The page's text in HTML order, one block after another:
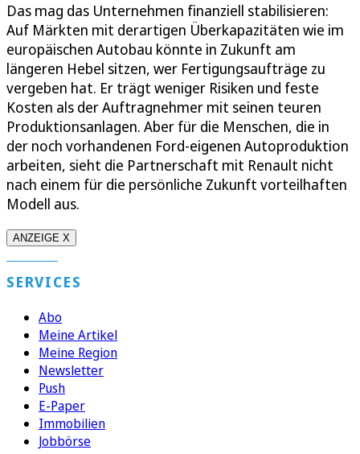
Das mag das Unternehmen finanziell stabilisieren:
Auf Märkten mit derartigen Überkapazitäten wie im
europäischen Autobau könnte in Zukunft am
längeren Hebel sitzen, wer Fertigungsaufträge zu
vergeben hat. Er trägt weniger Risiken und feste
Kosten als der Auftragnehmer mit seinen teuren
Produktionsanlagen. Aber für die Menschen, die in
der noch vorhandenen Ford-eigenen Autoproduktion
arbeiten, sieht die Partnerschaft mit Renault nicht
nach einem für die persönliche Zukunft vorteilhaften
Modell aus.
ANZEIGE X
SERVICES
Abo
Meine Artikel
Meine Region
Newsletter
Push
E-Paper
Immobilien
Jobbörse